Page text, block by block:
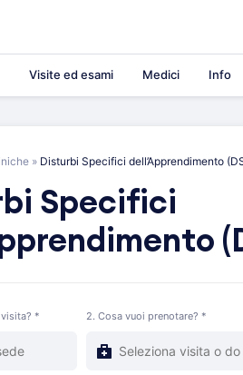
Visite ed esami Medici Info
» Disturbi Specifici dell’Apprendimento
Specifici
* 2. Cosa vuoi prenotare? *